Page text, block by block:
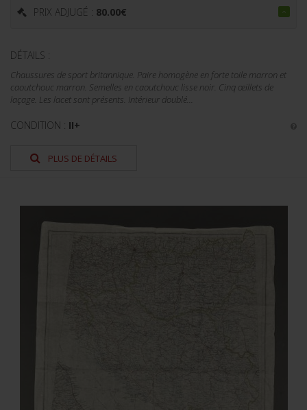
PRIX ADJUGÉ : 80.00€
DÉTAILS :
Chaussures de sport britannique. Paire homogène en forte toile marron et
caoutchouc marron. Semelles en caoutchouc lisse noir. Cinq œillets de
laçage. Les lacet sont présents. Intérieur doublé...
CONDITION : II+
PLUS DE DÉTAILS